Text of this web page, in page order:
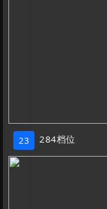
23 284档位